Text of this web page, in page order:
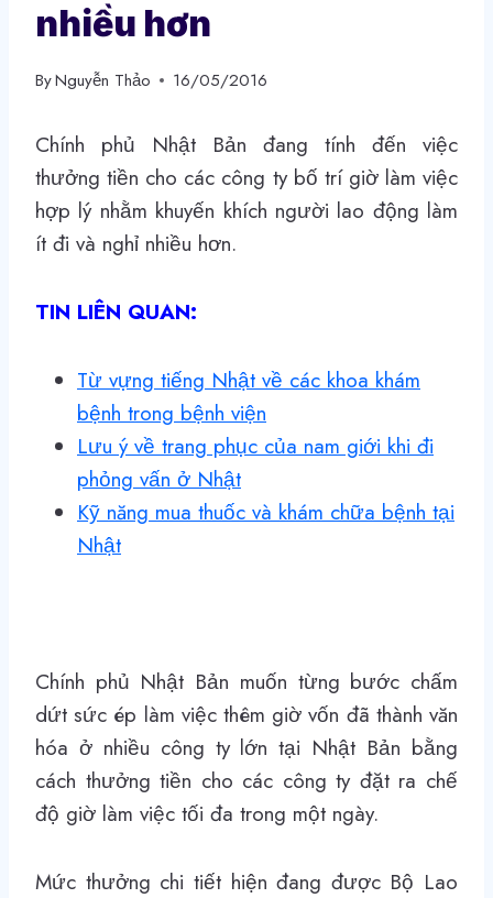
nhiều hơn
ByNguyễn Thảo 16/05/2016
Chính phủ Nhật Bản đang tính đến việc
thưởng tiền cho các công ty bố trí giờ làm việc
hợp lý nhằm khuyến khích người lao động làm
ít đi và nghỉ nhiều hơn.
TIN LIÊN QUAN:
Từ vựng tiếng Nhật về các khoa khám
bệnh trong bệnh viện
Lưu ý về trang phục của nam giới khi đi
phỏng vấn ở Nhật
Kỹ năng mua thuốc và khám chữa bệnh tại
Nhật
Chính phủ Nhật Bản muốn từng bước chấm
dứt sức ép làm việc thêm giờ vốn đã thành văn
hóa ở nhiều công ty lớn tại Nhật Bản bằng
cách thưởng tiền cho các công ty đặt ra chế
độ giờ làm việc tối đa trong một ngày.
Mức thưởng chi tiết hiện đang được Bộ Lao